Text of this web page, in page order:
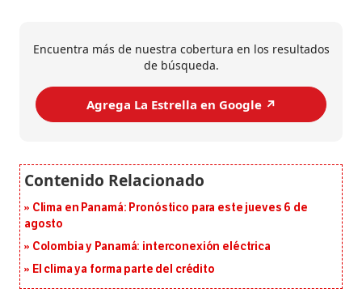
Encuentra más de nuestra cobertura en los resultados
de búsqueda.
Agrega La Estrella en Google ↗️
Clima en Panamá: Pronóstico para este jueves 6 de
agosto
Colombia y Panamá: interconexión eléctrica
El clima ya forma parte del crédito